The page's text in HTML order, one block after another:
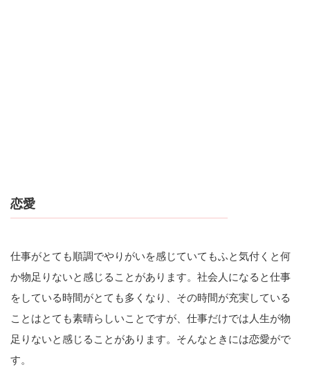
恋愛
仕事がとても順調でやりがいを感じていてもふと気付くと何
か物足りないと感じることがあります。社会人になると仕事
をしている時間がとても多くなり、その時間が充実している
ことはとても素晴らしいことですが、仕事だけでは人生が物
足りないと感じることがあります。そんなときには恋愛がで
す。